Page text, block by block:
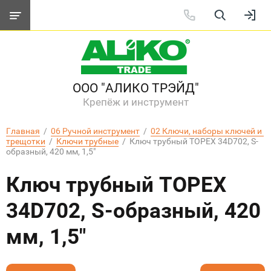
ООО "АЛИКО ТРЭЙД"
Крепёж и инструмент
Главная
  /
06 Ручной инструмент
  /
02 Ключи, наборы ключей и
трещотки
  /
Ключи трубные
  /  Ключ трубный TOPEX 34D702, S-
образный, 420 мм, 1,5"
Ключ трубный TOPEX
34D702, S-образный, 420
мм, 1,5"